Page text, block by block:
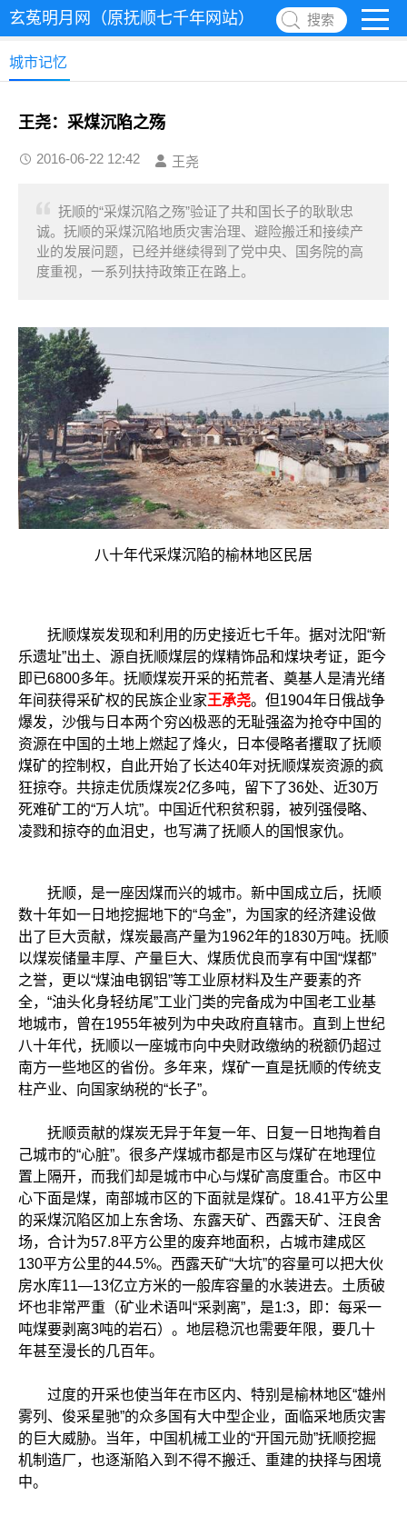
玄菟明月网（原抚顺七千年网站） 搜索
城市记忆
王尧：采煤沉陷之殇
2016-06-22 12:42 王尧
抚顺的“采煤沉陷之殇”验证了共和国长子的耿耿忠
诚。抚顺的采煤沉陷地质灾害治理、避险搬迁和接续产
业的发展问题，已经并继续得到了党中央、国务院的高
度重视，一系列扶持政策正在路上。
八十年代采煤沉陷的榆林地区民居
抚顺煤炭发现和利用的历史接近七千年。据对沈阳“新
乐遗址”出土、源自抚顺煤层的煤精饰品和煤块考证，距今
即已6800多年。抚顺煤炭开采的拓荒者、奠基人是清光绪
年间获得采矿权的民族企业家王承尧。但1904年日俄战争
爆发，沙俄与日本两个穷凶极恶的无耻强盗为抢夺中国的
资源在中国的土地上燃起了烽火，日本侵略者攫取了抚顺
煤矿的控制权，自此开始了长达40年对抚顺煤炭资源的疯
狂掠夺。共掠走优质煤炭2亿多吨，留下了36处、近30万
死难矿工的“万人坑”。中国近代积贫积弱，被列强侵略、
凌戮和掠夺的血泪史，也写满了抚顺人的国恨家仇。
抚顺，是一座因煤而兴的城市。新中国成立后，抚顺
数十年如一日地挖掘地下的“乌金”，为国家的经济建设做
出了巨大贡献，煤炭最高产量为1962年的1830万吨。抚顺
以煤炭储量丰厚、产量巨大、煤质优良而享有中国“煤都”
之誉，更以“煤油电钢铝”等工业原材料及生产要素的齐
全，“油头化身轻纺尾”工业门类的完备成为中国老工业基
地城市，曾在1955年被列为中央政府直辖市。直到上世纪
八十年代，抚顺以一座城市向中央财政缴纳的税额仍超过
南方一些地区的省份。多年来，煤矿一直是抚顺的传统支
柱产业、向国家纳税的“长子”。
抚顺贡献的煤炭无异于年复一年、日复一日地掏着自
己城市的“心脏”。很多产煤城市都是市区与煤矿在地理位
置上隔开，而我们却是城市中心与煤矿高度重合。市区中
心下面是煤，南部城市区的下面就是煤矿。18.41平方公里
的采煤沉陷区加上东舍场、东露天矿、西露天矿、汪良舍
场，合计为57.8平方公里的废弃地面积，占城市建成区
130平方公里的44.5%。西露天矿“大坑”的容量可以把大伙
房水库11—13亿立方米的一般库容量的水装进去。土质破
坏也非常严重（矿业术语叫“采剥离”，是1:3，即：每采一
吨煤要剥离3吨的岩石）。地层稳沉也需要年限，要几十
年甚至漫长的几百年。
过度的开采也使当年在市区内、特别是榆林地区“雄州
雾列、俊采星驰”的众多国有大中型企业，面临采地质灾害
的巨大威胁。当年，中国机械工业的“开国元勋”抚顺挖掘
机制造厂，也逐渐陷入到不得不搬迁、重建的抉择与困境
中。